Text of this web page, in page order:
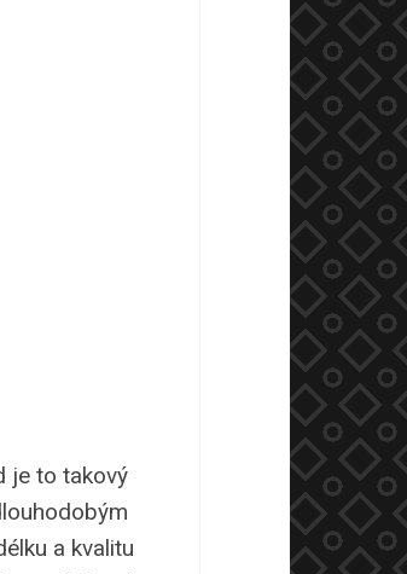
je to takový
a kvalitu